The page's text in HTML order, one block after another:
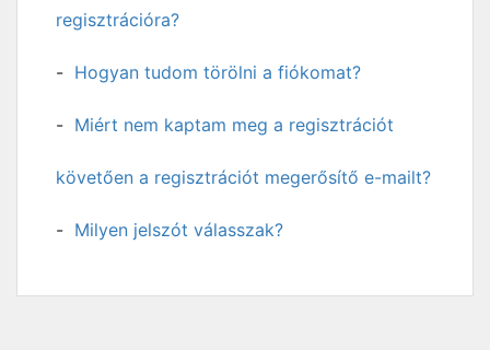
regisztrációra?
Hogyan tudom törölni a fiókomat?
Miért nem kaptam meg a regisztrációt
követően a regisztrációt megerősítő e-mailt?
Milyen jelszót válasszak?